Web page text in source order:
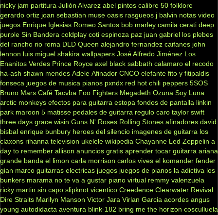
nicky jam partitura Julión Alvarez abel pintos calibre 50 folklore
gerardo ortiz joan sebastian muse oasis rasgueos j balvin notas video
juegos Enrique Iglesias Romeo Santos bob marley camila cerati deep
purple Sin Bandera coldplay coti espinoza paz juan gabriel los plebes
del rancho rio roma DLD Queen alejandro fernandez caifanes john
lennon luis miguel shakira wallpapers José Alfredo Jiménez Los
Enanitos Verdes Prince Royce axel black sabbath calamaro el recodo
ha-ash shawn mendes Adele Afinador CNCO elefante fito y fitipaldis
fonseca juegos de musica pianos pxndx red hot chili peppers 5SOS
Bruno Mars Café Tacvba Foo Fighters Megadeth Ozuna Soy Luna
arctic monkeys efectos para guitarra estopa fondos de pantalla linkin
park maroon 5 matisse pedales de guitarra regulo caro taylor swift
three days grace wisin Guns N' Roses Rolling Stones afinadores david
bisbal enrique bunbury heroes del silencio imagenes de guitarra los
claxons rihanna television ukelele wikipedia Chayanne Led Zeppelin a
day to remember allison anuncios gratis aprender tocar guitarra ariana
grande banda el limon carla morrison carlos vives el komander fender
gian marco guitarras electricas juegos juegos de pianos la adictiva los
bunkers marama no te va a gustar piano virtual remmy valenzuela
ricky martin sin capo slipknot vicentico Creedence Clearwater Revival
Dire Straits Marilyn Manson Victor Jara Virlan Garcia acordes angus
young autodidacta aventura blink-182 bring me the horizon cosculluela